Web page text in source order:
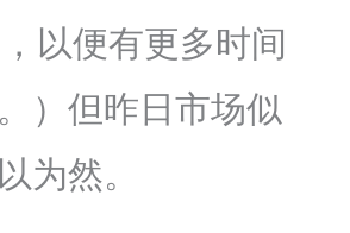
以便有更多时间
）但昨日市场似
为然。